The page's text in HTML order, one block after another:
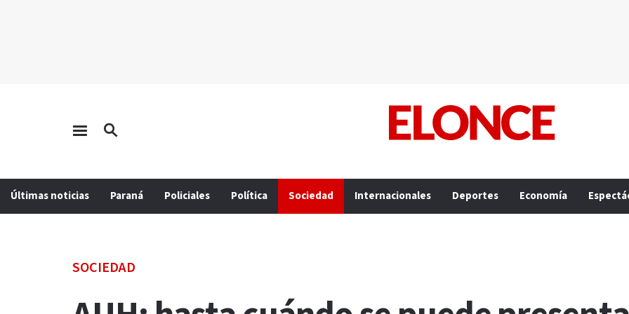
Últimas noticias Paraná Policiales Política Sociedad Internacionales Deportes Economía
SOCIEDAD